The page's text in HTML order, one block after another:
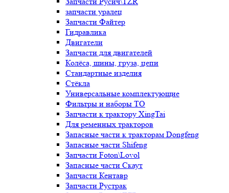
запчасти уралец
Запчасти Файтер
Гидравлика
Двигатели
Запчасти для двигателей
Колёса, шины, груза, цепи
Стандартные изделия
Стёкла
Универсальные комплектующие
Фильтры и наборы ТО
Запчасти к трактору XingTai
Для ременных тракторов
Запасные части к тракторам Dongfeng
Запасные части Shifeng
Запчасти Foton\Lovol
Запасные части Скаут
Запчасти Кентавр
Запчасти Рустрак